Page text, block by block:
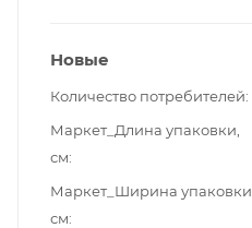
Новые
Количество потребителей
Маркет_Длина упаковки,
см
Маркет_Ширина упаковки,
см